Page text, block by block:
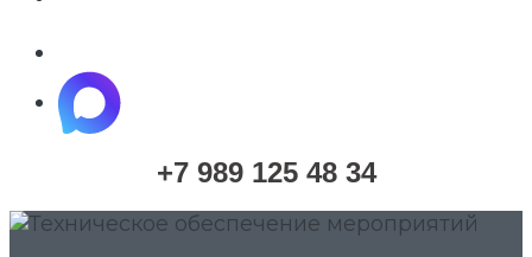
maximize
+7 989 125 48 34